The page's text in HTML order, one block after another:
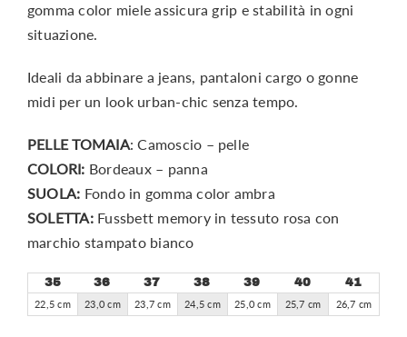
gomma color miele assicura grip e stabilità in ogni
situazione.
Ideali da abbinare a jeans, pantaloni cargo o gonne
midi per un look urban-chic senza tempo.
PELLE TOMAIA: Camoscio – pelle
COLORI: Bordeaux – panna
SUOLA: Fondo in gomma color ambra
SOLETTA: Fussbett memory in tessuto rosa con
marchio stampato bianco
35 36 37 38 39 40 41
22,5 cm 23,0 cm 23,7 cm 24,5 cm 25,0 cm 25,7 cm 26,7 cm